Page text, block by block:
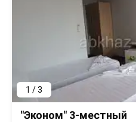
1 / 3
"Эконом" 3-местный